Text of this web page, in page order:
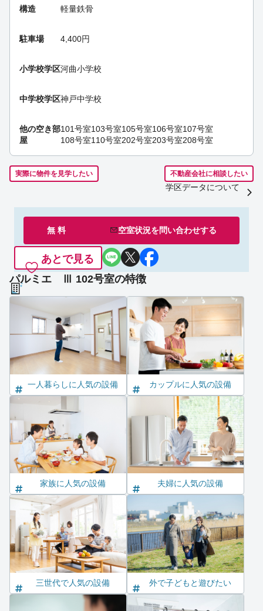
構造 軽量鉄骨
駐車場 4,400円
小学校学区河曲小学校
中学校学区神戸中学校
他の空き部
屋
101号室103号室105号室106号室107号室
108号室110号室202号室203号室208号室
実際に物件を見学したい 不動産会社に相談したい
学区データについて
無 料 空室状況を問い合わせする
あとで見る
パルミエ Ⅲ 102号室の特徴
一人暮らしに人気の設備 カップルに人気の設備
家族に人気の設備 夫婦に人気の設備
三世代で人気の設備 外で子どもと遊びたい